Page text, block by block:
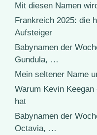
Mit diesen Namen
Frankreich 2025: die
Aufsteiger
Babynamen der
Gundula, …
Mein seltener Name
Warum Kevin
hat
Babynamen der
Octavia, …